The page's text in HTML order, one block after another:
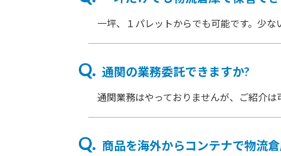
一坪、１パレットからでも可能です。少な
通関の業務委託できますか?
通関業務はやっておりませんが、ご紹介は
商品を海外からコンテナで物流